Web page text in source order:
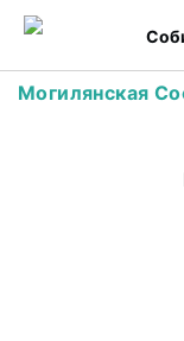
Могилянская